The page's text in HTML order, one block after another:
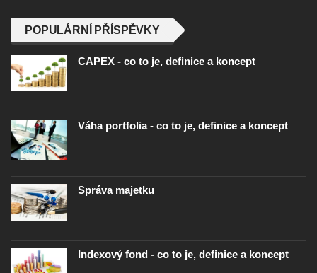
POPULÁRNÍ PŘÍSPĚVKY
CAPEX - co to je, definice a koncept
Váha portfolia - co to je, definice a koncept
Správa majetku
Indexový fond - co to je, definice a koncept